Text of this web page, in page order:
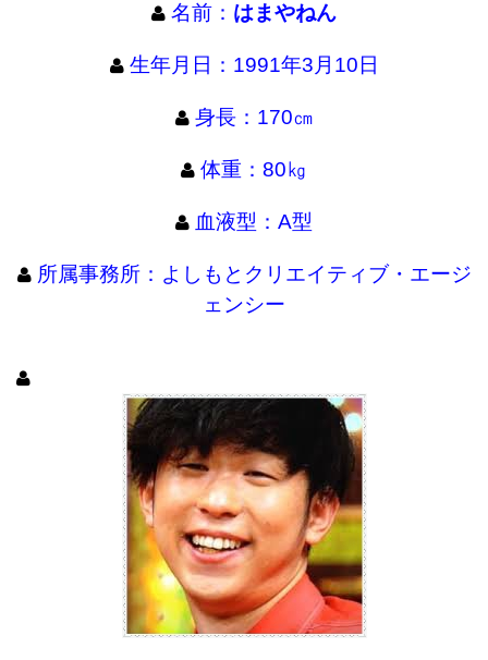
名前： はまやねん
生年月日：1991年3月10日
身長：170㎝
体重：80㎏
血液型：A型
所属事務所：よしもとクリエイティブ・エージ
ェンシー